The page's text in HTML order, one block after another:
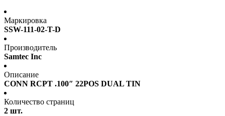
Маркировка
SSW-111-02-T-D
Производитель
Samtec Inc
Описание
CONN RCPT .100″ 22POS DUAL TIN
Количество страниц
2 шт.